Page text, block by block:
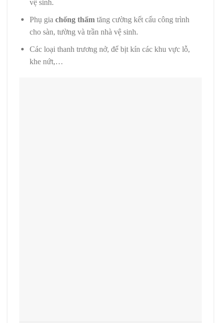
vệ sinh.
Phụ gia chống thấmtăng cường kết cấu công trình
cho sàn, tường và trần nhà vệ sinh.
Các loại thanh trương nở, để bịt kín các khu vực lỗ,
khe nứt,…